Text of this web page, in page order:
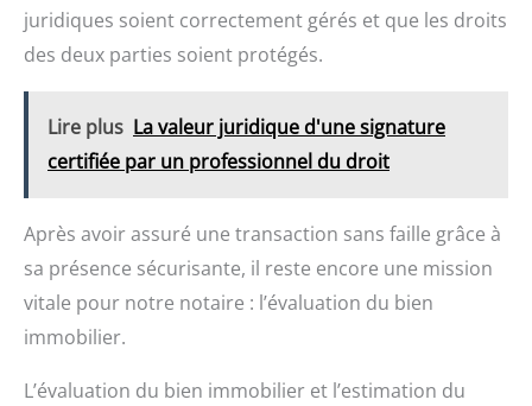
juridiques soient correctement gérés et que les droits
des deux parties soient protégés.
Lire plus La valeur juridique d'une signature
certifiée par un professionnel du droit
Après avoir assuré une transaction sans faille grâce à
sa présence sécurisante, il reste encore une mission
vitale pour notre notaire : l’évaluation du bien
immobilier.
L’évaluation du bien immobilier et l’estimation du